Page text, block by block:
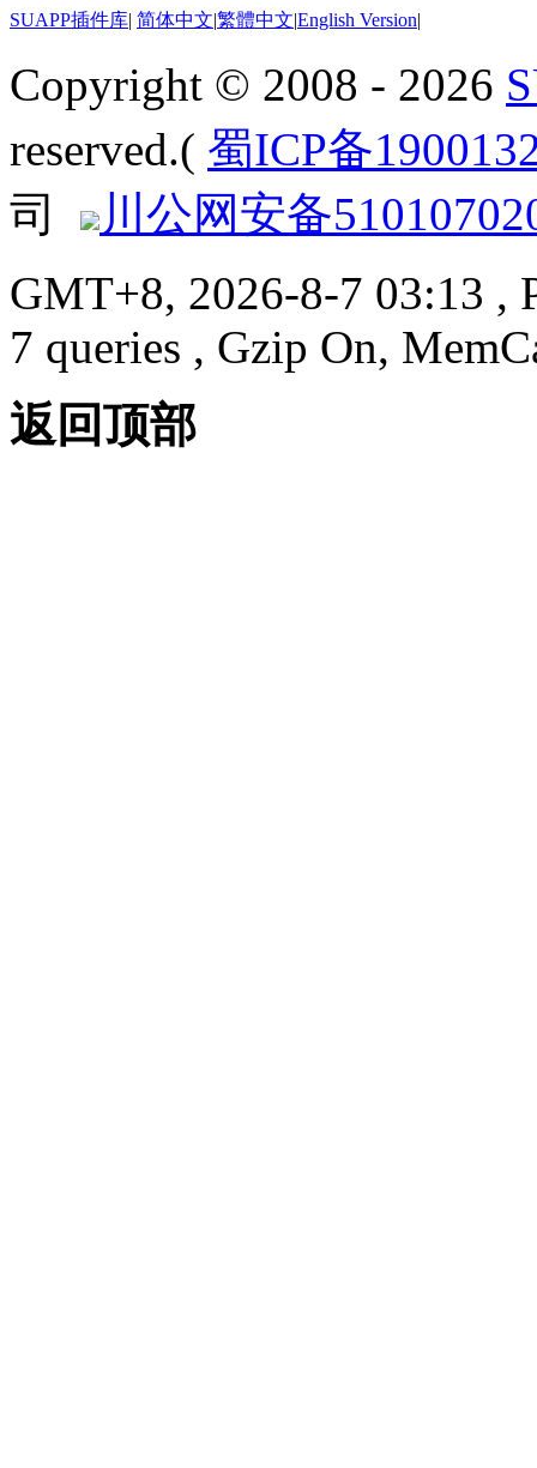
SUAPP插件库| 简体中文|繁體中文|English Version|
Copyright © 2008 - 2026
reserved.( 蜀ICP备
司
川公网安备
GMT+8, 2026-8-7 03:13 ,
7 queries , Gzip On,
返回顶部